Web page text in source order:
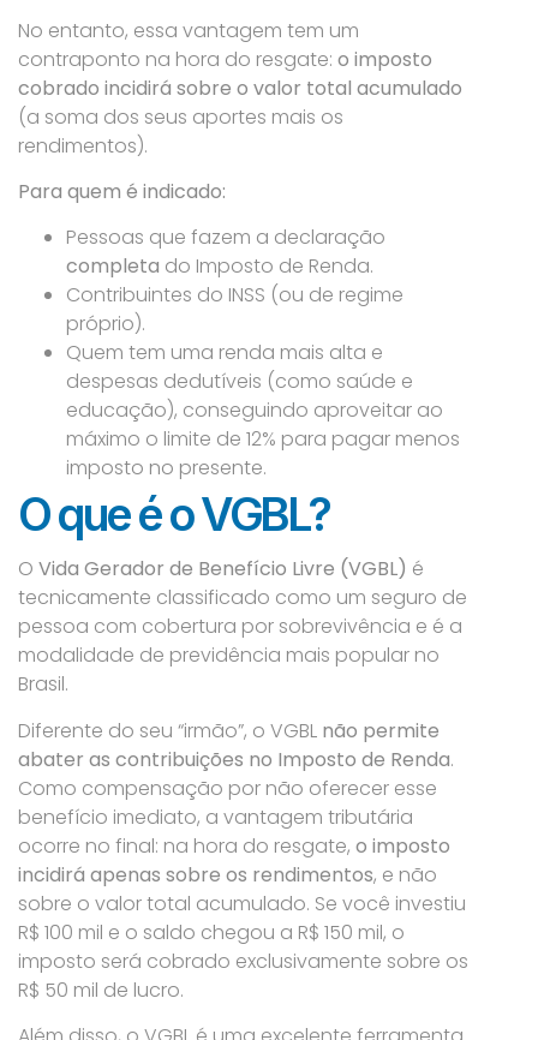
No entanto, essa vantagem tem um
contraponto na hora do resgate: o imposto
cobrado incidirá sobre o valor total acumulado
(a soma dos seus aportes mais os
rendimentos).
Para quem é indicado:
Pessoas que fazem a declaração
completa do Imposto de Renda.
Contribuintes do INSS (ou de regime
próprio).
Quem tem uma renda mais alta e
despesas dedutíveis (como saúde e
educação), conseguindo aproveitar ao
máximo o limite de 12% para pagar menos
imposto no presente.
O que é o VGBL?
O Vida Gerador de Benefício Livre (VGBL) é
tecnicamente classificado como um seguro de
pessoa com cobertura por sobrevivência e é a
modalidade de previdência mais popular no
Brasil.
Diferente do seu “irmão”, o VGBL não permite
abater as contribuições no Imposto de Renda.
Como compensação por não oferecer esse
benefício imediato, a vantagem tributária
ocorre no final: na hora do resgate, o imposto
incidirá apenas sobre os rendimentos, e não
sobre o valor total acumulado. Se você investiu
R$ 100 mil e o saldo chegou a R$ 150 mil, o
imposto será cobrado exclusivamente sobre os
R$ 50 mil de lucro.